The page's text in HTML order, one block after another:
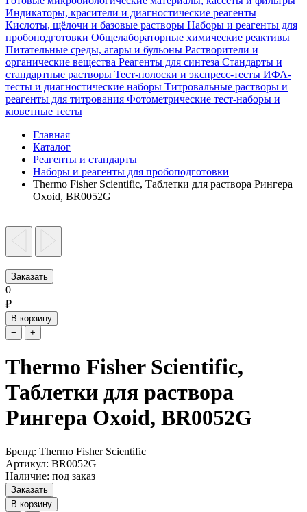
Индикаторы, красители и диагностические реагенты
Кислоты, щёлочи и базовые растворы Наборы и реагенты для
пробоподготовки Общелабораторные химические реактивы
Питательные среды, агары и бульоны Растворители и
органические вещества Реагенты для синтеза Стандарты и
стандартные растворы Тест-полоски и экспресс-тесты ИФА-
тесты и диагностические наборы Титровальные растворы и
реагенты для титрования Фотометрические тест-наборы и
кюветные тесты
Главная
Каталог
Реагенты и стандарты
Наборы и реагенты для пробоподготовки
Thermo Fisher Scientific, Таблетки для раствора Рингера
Oxoid, BR0052G
Заказать
0
₽
В корзину
−
+
Thermo Fisher Scientific,
Таблетки для раствора
Рингера Oxoid, BR0052G
Бренд: Thermo Fisher Scientific
Артикул: BR0052G
Наличие: под заказ
Заказать
В корзину